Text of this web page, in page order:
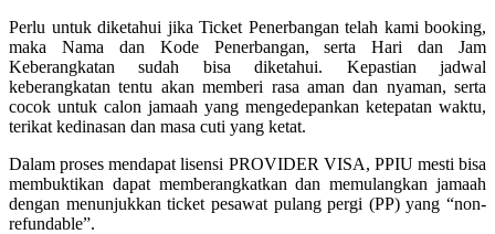
Perlu untuk diketahui jika Ticket Penerbangan telah kami booking,
maka Nama dan Kode Penerbangan, serta Hari dan Jam
Keberangkatan sudah bisa diketahui. Kepastian jadwal
keberangkatan tentu akan memberi rasa aman dan nyaman, serta
cocok untuk calon jamaah yang mengedepankan ketepatan waktu,
terikat kedinasan dan masa cuti yang ketat.
Dalam proses mendapat lisensi PROVIDER VISA, PPIU mesti bisa
membuktikan dapat memberangkatkan dan memulangkan jamaah
dengan menunjukkan ticket pesawat pulang pergi (PP) yang “non-
refundable”.